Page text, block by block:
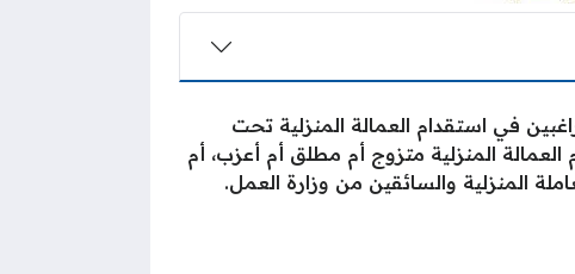
في استقدام العمالة المنزلية تحت
المنزلية متزوج أم مطلق أم أعزب، أم
المنزلية والسائقين من وزارة العمل.